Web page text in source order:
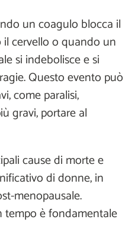
un coagulo blocca il
cervello o quando un
si indebolisce e si
Questo evento può
come paralisi,
gravi, portare al
cause di morte e
di donne, in
menopausale.
tempo è fondamentale